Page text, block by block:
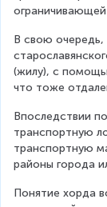
ограничивающей
В свою очередь,
(жилу), с
что тоже
Впоследствии
транспортную
транспортную
районы города
Понятие хорда